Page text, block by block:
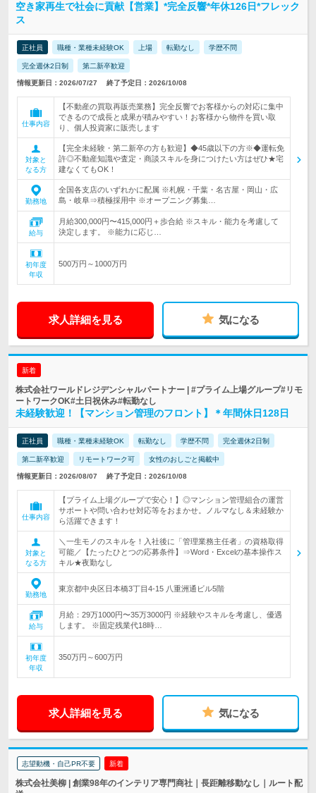
空き家再生で社会に貢献【営業】*完全反響*年休126日*フレック
ス
正社員 職種・業種未経験OK 上場 転勤なし 学歴不問
完全週休2日制 第二新卒歓迎
情報更新日：2026/07/27 終了予定日：2026/10/08
仕事内容
【不動産の買取再販売業務】完全反響でお客様からの対応に集中
できるので成長と成果が積みやすい！お客様から物件を買い取
り、個人投資家に販売します
対象と
なる方
【完全未経験・第二新卒の方も歓迎】◆45歳以下の方※◆運転免
許◎不動産知識や査定・商談スキルを身につけたい方はぜひ★宅
建なくてもOK！
勤務地
全国各支店のいずれかに配属 ※札幌・千葉・名古屋・岡山・広
島・岐阜⇒積極採用中 ※オープニング募集…
給与
月給300,000円〜415,000円＋歩合給 ※スキル・能力を考慮して
決定します。 ※能力に応じ…
初年度
年収
500万円～1000万円
求人詳細を見る 気になる
新着
株式会社ワールドレジデンシャルパートナー | #プライム上場グループ#リモ
ートワークOK#土日祝休み#転勤なし
未経験歓迎！【マンション管理のフロント】＊年間休日128日
正社員 職種・業種未経験OK 転勤なし 学歴不問 完全週休2日制
第二新卒歓迎 リモートワーク可 女性のおしごと掲載中
情報更新日：2026/08/07 終了予定日：2026/10/08
仕事内容
【プライム上場グループで安心！】◎マンション管理組合の運営
サポートや問い合わせ対応等をおまかせ。ノルマなし＆未経験か
ら活躍できます！
対象と
なる方
＼一生モノのスキルを！入社後に「管理業務主任者」の資格取得
可能／【たったひとつの応募条件】⇒Word・Excelの基本操作ス
キル★夜勤なし
勤務地
東京都中央区日本橋3丁目4-15 八重洲通ビル5階
給与
月給：29万1000円〜35万3000円 ※経験やスキルを考慮し、優遇
します。 ※固定残業代18時…
初年度
年収
350万円～600万円
求人詳細を見る 気になる
志望動機・自己PR不要 新着
株式会社美柳 | 創業98年のインテリア専門商社｜長距離移動なし｜ルート配